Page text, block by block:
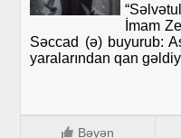
İmam
Səccad (ə) buyurub:
yaralarından qan
Bəyən